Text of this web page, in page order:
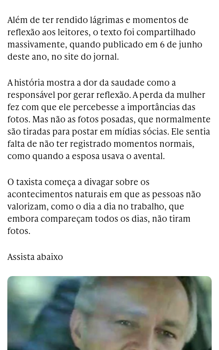
Além de ter rendido lágrimas e momentos de
reflexão aos leitores, o texto foi compartilhado
massivamente, quando publicado em 6 de junho
deste ano, no site do jornal.
A história mostra a dor da saudade como a
responsável por gerar reflexão. A perda da mulher
fez com que ele percebesse a importâncias das
fotos. Mas não as fotos posadas, que normalmente
são tiradas para postar em mídias sócias. Ele sentia
falta de não ter registrado momentos normais,
como quando a esposa usava o avental.
O taxista começa a divagar sobre os
acontecimentos naturais em que as pessoas não
valorizam, como o dia a dia no trabalho, que
embora compareçam todos os dias, não tiram
fotos.
Assista abaixo